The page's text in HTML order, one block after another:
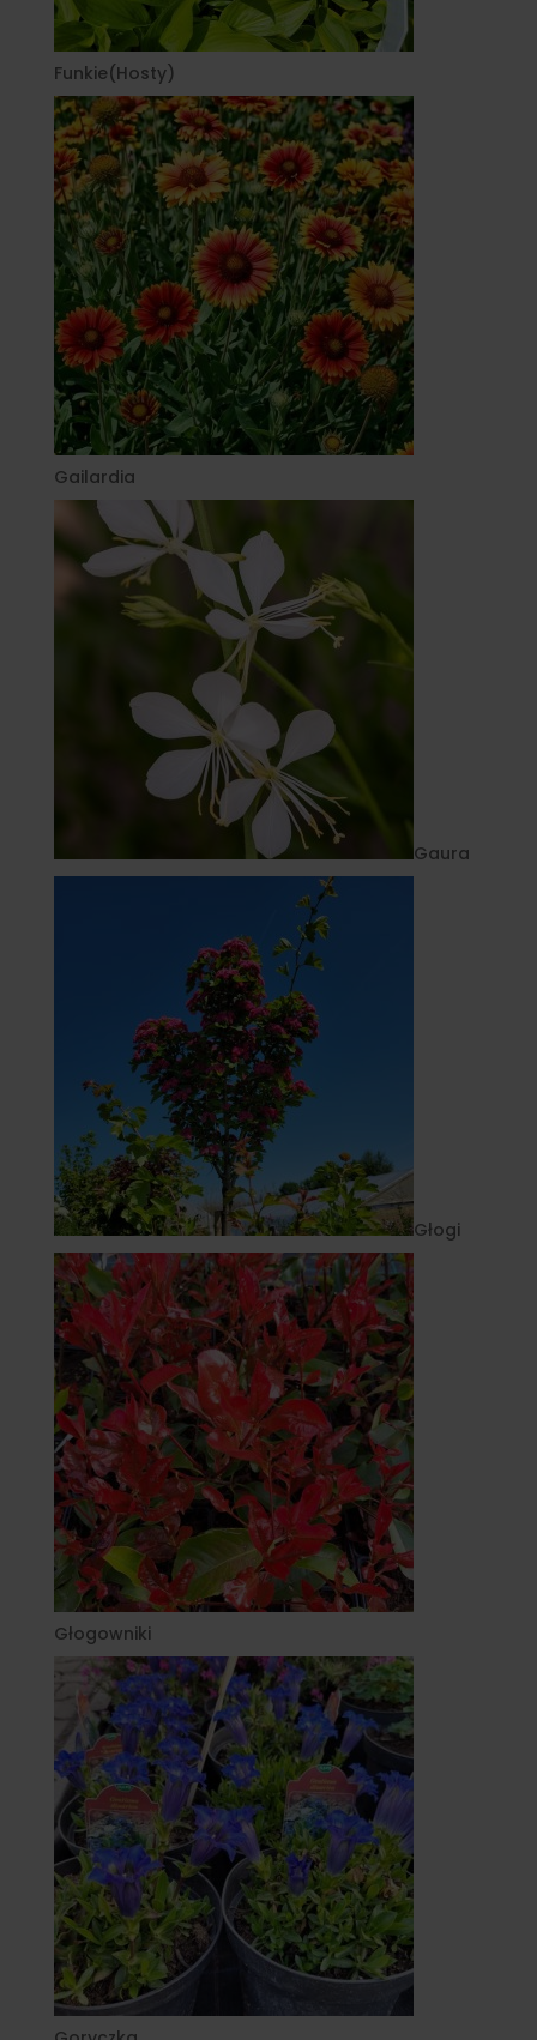
Funkie(Hosty)
Gailardia
Gaura
Głogi
Głogowniki